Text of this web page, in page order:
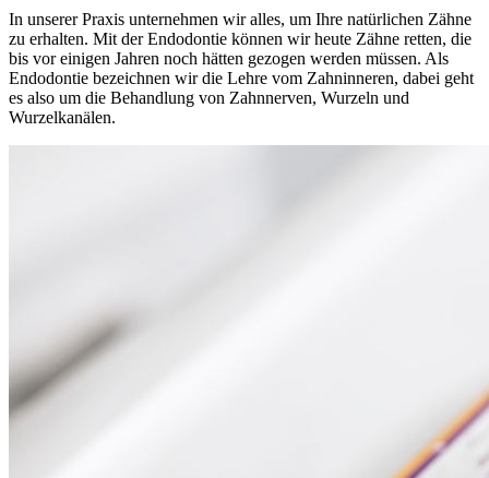
In unserer Praxis unternehmen wir alles, um Ihre natürlichen Zähne
zu erhalten. Mit der Endodontie können wir heute Zähne retten, die
bis vor einigen Jahren noch hätten gezogen werden müssen. Als
Endodontie bezeichnen wir die Lehre vom Zahninneren, dabei geht
es also um die Behandlung von Zahnnerven, Wurzeln und
Wurzelkanälen.